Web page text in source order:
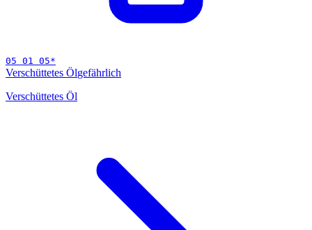
05 01 05*
Verschüttetes Ölgefährlich
Verschüttetes Öl